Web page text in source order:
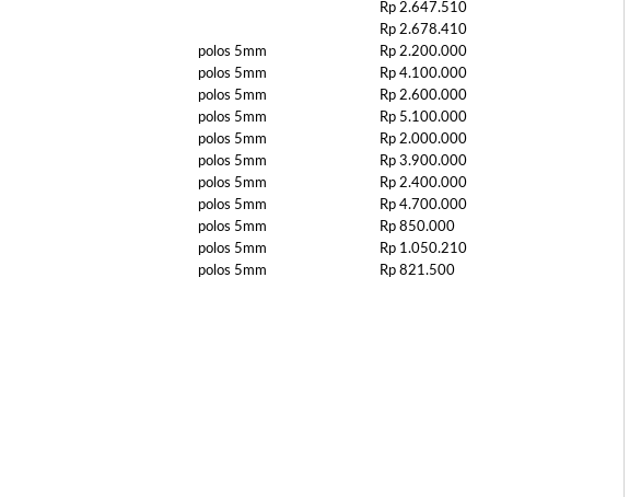
Rp 2.647.510
Rp 2.678.410
polos 5mm
Rp 2.200.000
polos 5mm
Rp 4.100.000
polos 5mm
Rp 2.600.000
polos 5mm
Rp 5.100.000
polos 5mm
Rp 2.000.000
polos 5mm
Rp 3.900.000
polos 5mm
Rp 2.400.000
polos 5mm
Rp 4.700.000
polos 5mm
Rp 850.000
polos 5mm
Rp 1.050.210
polos 5mm Rp 821.500